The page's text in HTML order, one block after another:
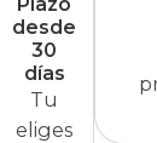
desde
30
días
Tu
eliges